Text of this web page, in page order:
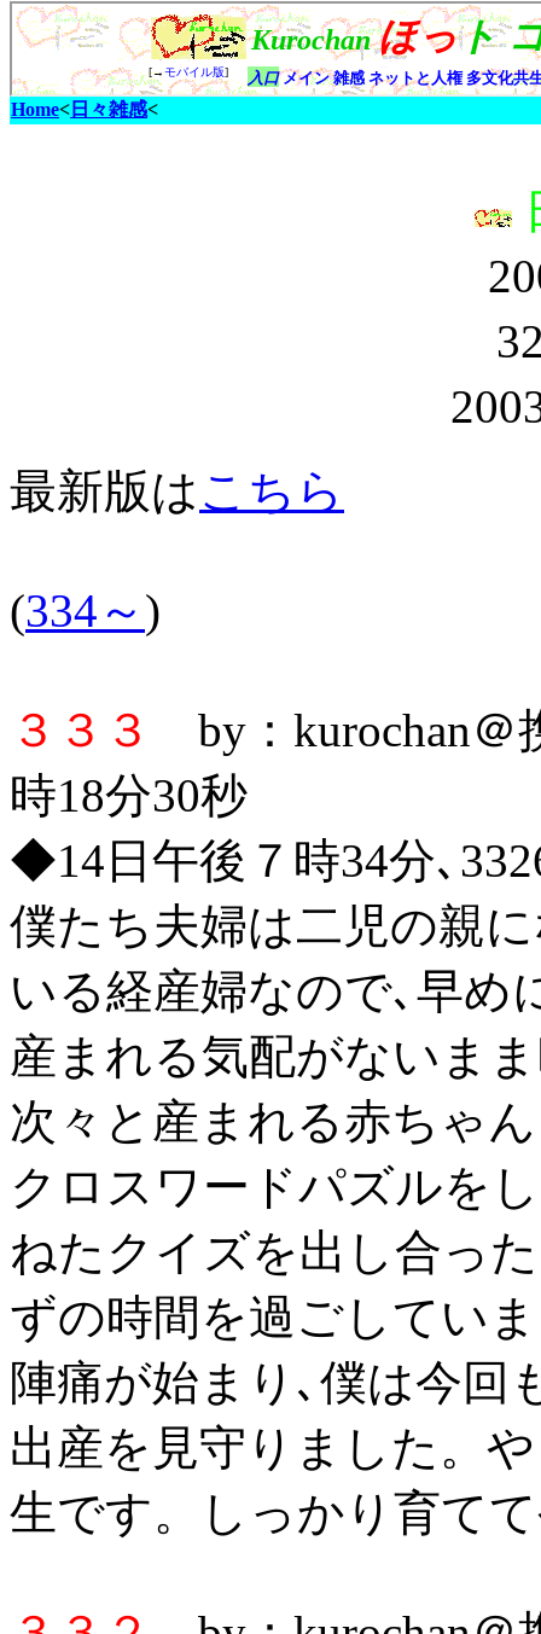
Home< 日々雑感<
最新版はこちら
(334～ )
３３３
by：kurochan
時18分30秒
◆14日午後７時34分､
僕たち夫婦は二児の親
いる経産婦なので､早め
産まれる気配がないま
次々と産まれる赤ちゃ
クロスワードパズルを
ねたクイズを出し合っ
ずの時間を過ごしてい
陣痛が始まり､僕は今回
出産を見守りました。
生です。しっかり育て